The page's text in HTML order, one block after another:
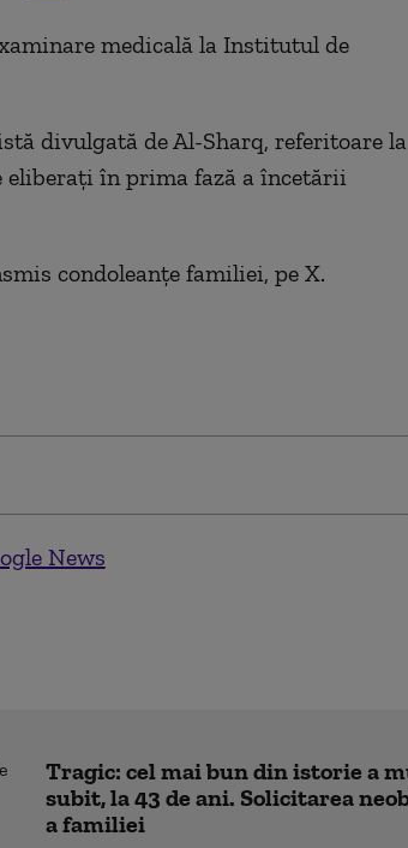
medicală la Institutul de
divulgată de Al-Sharq, referitoare la
eliberați în prima fază a încetării
condoleanțe familiei, pe X.
News
Tragic: cel mai bun din istorie a
subit, la 43 de ani. Solicitarea
a familiei